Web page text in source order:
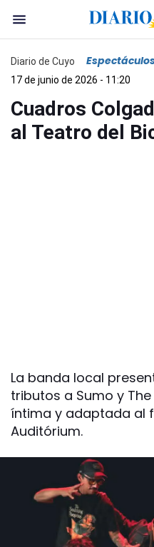
Diario de Cuyo
17 de junio de 2026 - 11:20
Cuadros
al Teatro del
La banda local
tributos a Sumo y
íntima y adaptada al
Auditórium.